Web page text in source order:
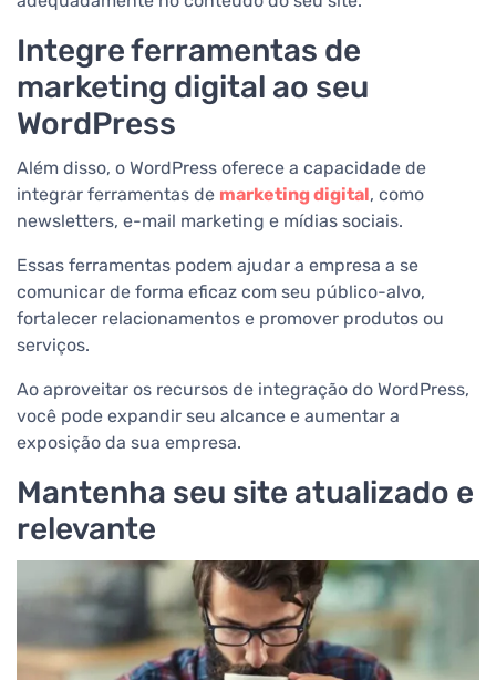
Integre ferramentas de
marketing digital ao seu
WordPress
Além disso, o WordPress oferece a capacidade de
integrar ferramentas de marketing digital, como
newsletters, e-mail marketing e mídias sociais.
Essas ferramentas podem ajudar a empresa a se
comunicar de forma eficaz com seu público-alvo,
fortalecer relacionamentos e promover produtos ou
serviços.
Ao aproveitar os recursos de integração do WordPress,
você pode expandir seu alcance e aumentar a
exposição da sua empresa.
Mantenha seu site atualizado e
relevante